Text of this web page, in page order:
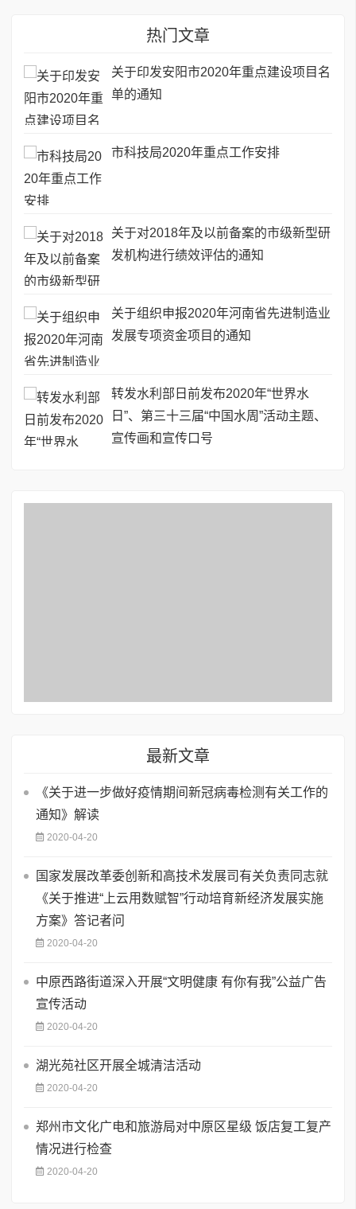
热门文章
关于印发安阳市2020年重点建设项目名
单的通知
市科技局2020年重点工作安排
关于对2018年及以前备案的市级新型研
发机构进行绩效评估的通知
关于组织申报2020年河南省先进制造业
发展专项资金项目的通知
转发水利部日前发布2020年“世界水
日”、第三十三届“中国水周”活动主题、
宣传画和宣传口号
最新文章
《关于进一步做好疫情期间新冠病毒检测有关工作的
通知》解读
2020-04-20
国家发展改革委创新和高技术发展司有关负责同志就
《关于推进“上云用数赋智”行动培育新经济发展实施
方案》答记者问
2020-04-20
中原西路街道深入开展“文明健康 有你有我”公益广告
宣传活动
2020-04-20
湖光苑社区开展全城清洁活动
2020-04-20
郑州市文化广电和旅游局对中原区星级 饭店复工复产
情况进行检查
2020-04-20